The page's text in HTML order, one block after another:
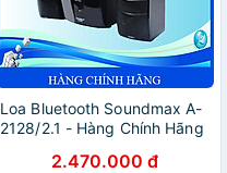
Loa Bluetooth Soundmax A-
2128/2.1 - Hàng Chính Hãng
2.470.000 đ